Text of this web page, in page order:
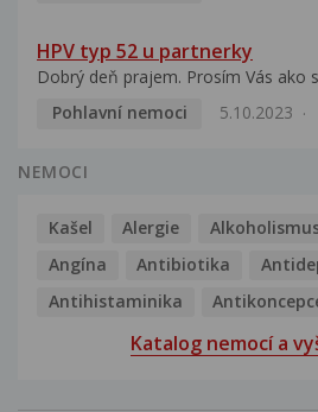
HPV typ 52 u partnerky
Dobrý deň prajem. Prosím Vás ako
Pohlavní nemoci
5.10.2023
NEMOCI
Kašel Alergie
Angína
Antibiotika
Antihistaminika
Katalog nemocí a